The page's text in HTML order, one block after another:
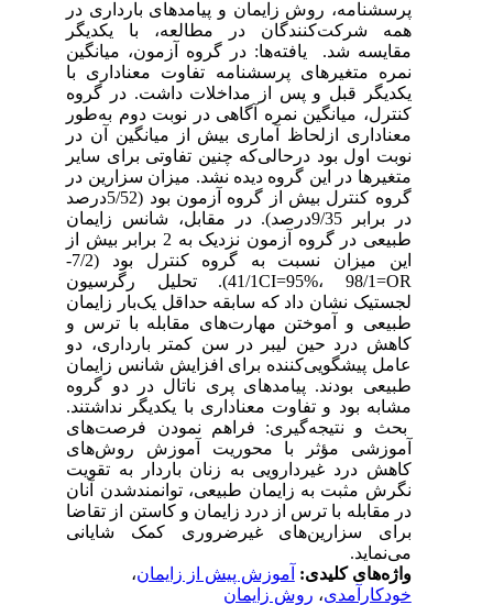
پرسشنامه، روش زایمان و پیامدهای بارداری در
همه شرکت‌کنندگان در مطالعه، با یکدیگر
مقایسه شد. یافته‌ها: در گروه آزمون، میانگین
نمره متغیرهای پرسشنامه تفاوت معناداری با
یکدیگر قبل و پس از مداخلات داشت. در گروه
کنترل، میانگین نمره آگاهی در نوبت دوم به‌طور
معناداری ازلحاظ آماری بیش از میانگین آن در
نوبت اول بود درحالی‌که چنین تفاوتی برای سایر
متغیرها در این گروه دیده نشد. میزان سزارین در
گروه کنترل بیش از گروه آزمون بود (5/52درصد
در برابر 9/35درصد). در مقابل، شانس زایمان
طبیعی در گروه آزمون نزدیک به 2 برابر بیش از
این میزان نسبت به گروه کنترل بود (7/2-
41/1CI=95%، 98/1=OR). تحلیل رگرسیون
لجستیک نشان داد که سابقه حداقل یک‌بار زایمان
طبیعی و آموختن مهارت‌های مقابله با ترس و
کاهش درد حین لیبر در سن کمتر بارداری، دو
عامل پیشگویی‌کننده برای افزایش شانس زایمان
طبیعی بودند. پیامدهای پری ناتال در دو گروه
مشابه بود و تفاوت معناداری با یکدیگر نداشتند.
بحث و نتیجه‌گیری: فراهم نمودن فرصت‌های
آموزشی مؤثر با محوریت آموزش روش‌های
کاهش درد غیردارویی به زنان باردار به تقویت
نگرش مثبت به زایمان طبیعی، توانمندشدن آنان
در مقابله با ترس از درد زایمان و کاستن از تقاضا
برای سزارین‌های غیرضروری کمک شایانی
می‌نماید.
واژه‌های کلیدی:آموزش پیش از زایمان،
خودکارآمدی،روش زایمان